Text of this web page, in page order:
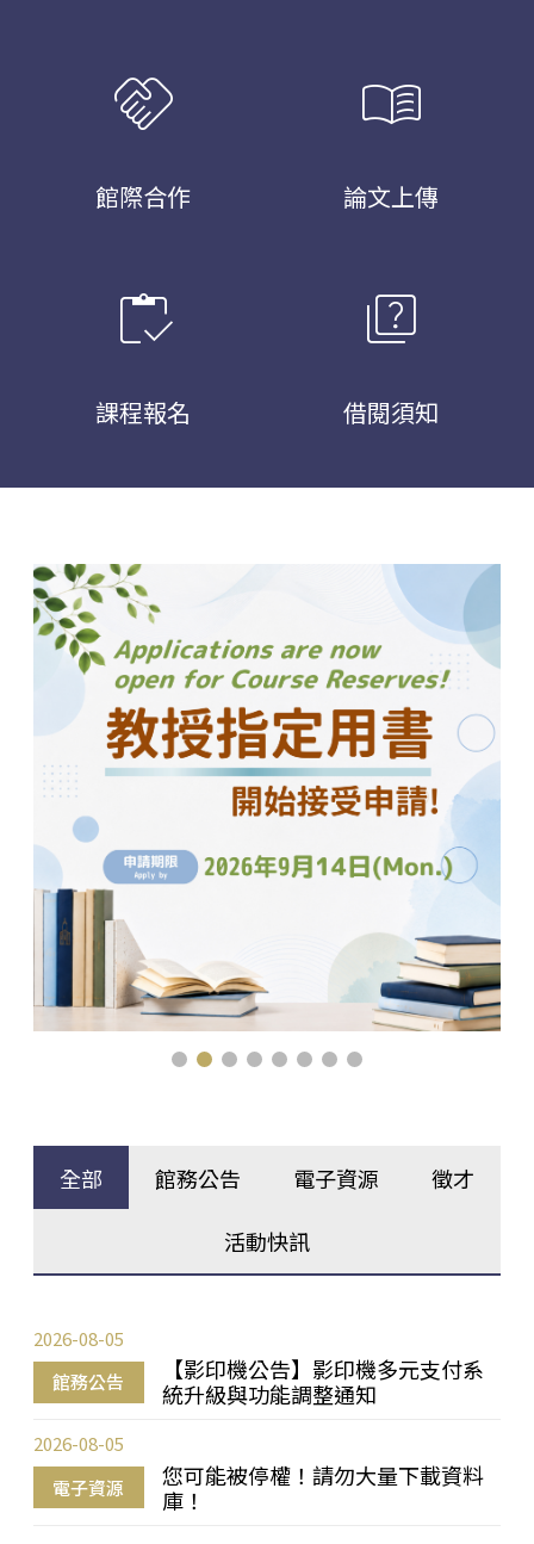
handshake
館際合作
menu_book
論文上傳
inventory
課程報名
quiz
借閱須知
全部 館務公告 電子資源 徵才
活動快訊
館務公告
【影印機公告】影印機多元支付系
統升級與功能調整通知
2026-08-05
電子資源
您可能被停權！請勿大量下載資料
庫！
2026-08-05